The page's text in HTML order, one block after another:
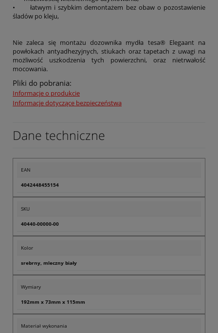
• łatwym i szybkim demontażem bez obaw o pozostawienie
śladów po kleju,
Nie zaleca się montażu dozownika mydła tesa® Elegaant na
powłokach antyadhezyjnych, stiukach oraz tapetach z uwagi na
możliwość uszkodzenia tych powierzchni, oraz nietrwałość
mocowania.
Pliki do pobrania:
Informacje o produkcie
Informacje dotyczące bezpieczeństwa
Dane techniczne
EAN
4042448455154
SKU
40440-00000-00
Kolor
srebrny, mleczny biały
Wymiary
192mm x 73mm x 115mm
Materiał wykonania